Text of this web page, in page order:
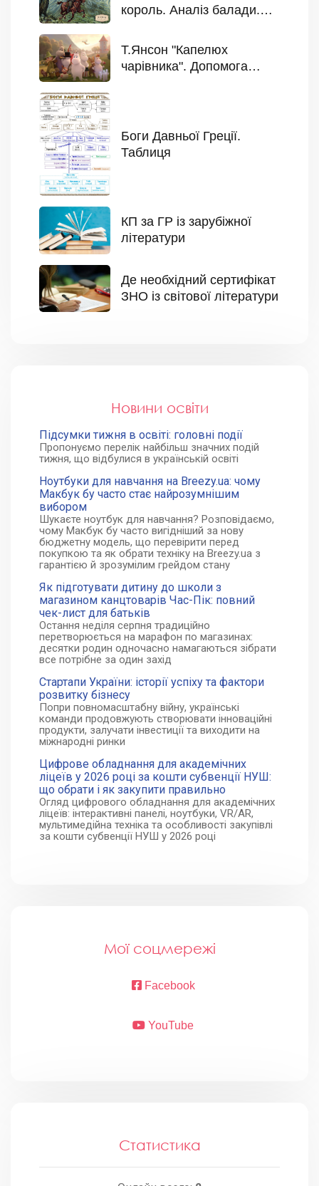
король. Аналіз балади.
Т.Янсон "Капелюх
чарівника". Допомога
Боги Давньої Греції.
Таблиця
КП за ГР із зарубіжної
літератури
Де необхідний сертифікат
ЗНО із світової літератури
Новини освіти
Підсумки тижня в освіті: головні події
Пропонуємо перелік найбільш значних подій
тижня, що відбулися в українській освіті
Ноутбуки для навчання на Breezy.ua: чому
Макбук бу часто стає найрозумнішим
вибором
Шукаєте ноутбук для навчання? Розповідаємо,
чому Макбук бу часто вигідніший за нову
бюджетну модель, що перевірити перед
покупкою та як обрати техніку на Breezy.ua з
гарантією й зрозумілим грейдом стану
Як підготувати дитину до школи з
магазином канцтоварів Час-Пік: повний
чек-лист для батьків
Остання неділя серпня традиційно
перетворюється на марафон по магазинах:
десятки родин одночасно намагаються зібрати
все потрібне за один захід
Стартапи України: історії успіху та фактори
розвитку бізнесу
Попри повномасштабну війну, українські
команди продовжують створювати інноваційні
продукти, залучати інвестиції та виходити на
міжнародні ринки
Цифрове обладнання для академічних
ліцеїв у 2026 році за кошти субвенції НУШ:
що обрати і як закупити правильно
Огляд цифрового обладнання для академічних
ліцеїв: інтерактивні панелі, ноутбуки, VR/AR,
мультимедійна техніка та особливості закупівлі
за кошти субвенції НУШ у 2026 році
Мої соцмережі
Facebook
YouTube
Статистика